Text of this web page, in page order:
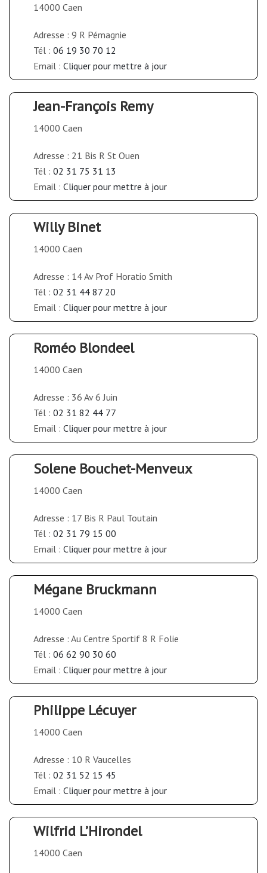
14000 Caen
Adresse : 9 R Pémagnie
Tél : 06 19 30 70 12
Email : Cliquer pour mettre à jour
Jean-François Remy
14000 Caen
Adresse : 21 Bis R St Ouen
Tél : 02 31 75 31 13
Email : Cliquer pour mettre à jour
Willy Binet
14000 Caen
Adresse : 14 Av Prof Horatio Smith
Tél : 02 31 44 87 20
Email : Cliquer pour mettre à jour
Roméo Blondeel
14000 Caen
Adresse : 36 Av 6 Juin
Tél : 02 31 82 44 77
Email : Cliquer pour mettre à jour
Solene Bouchet-Menveux
14000 Caen
Adresse : 17 Bis R Paul Toutain
Tél : 02 31 79 15 00
Email : Cliquer pour mettre à jour
Mégane Bruckmann
14000 Caen
Adresse : Au Centre Sportif 8 R Folie
Tél : 06 62 90 30 60
Email : Cliquer pour mettre à jour
Philippe Lécuyer
14000 Caen
Adresse : 10 R Vaucelles
Tél : 02 31 52 15 45
Email : Cliquer pour mettre à jour
Wilfrid L’Hirondel
14000 Caen